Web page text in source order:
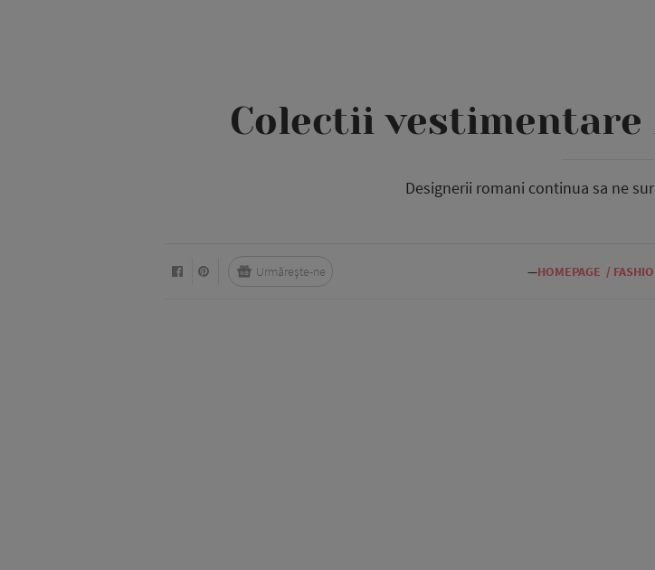
Colectii vestimentare
Designerii romani continua sa ne
—HOMEPAGE /
Urmărește-ne